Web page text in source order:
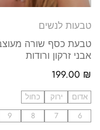
טבעות לנשים
טבעת כסף שורה
אבני זרקון ורודות
199.00 ₪
אדום ירוק
כחול
6
7
8
9